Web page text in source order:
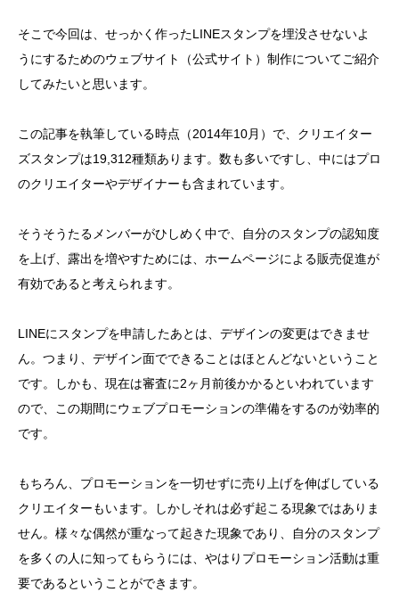
そこで今回は、せっかく作ったLINEスタンプを埋没させないよ
うにするためのウェブサイト（公式サイト）制作についてご紹介
してみたいと思います。
この記事を執筆している時点（2014年10月）で、クリエイター
ズスタンプは19,312種類あります。数も多いですし、中にはプロ
のクリエイターやデザイナーも含まれています。
そうそうたるメンバーがひしめく中で、自分のスタンプの認知度
を上げ、露出を増やすためには、ホームページによる販売促進が
有効であると考えられます。
LINEにスタンプを申請したあとは、デザインの変更はできませ
ん。つまり、デザイン面でできることはほとんどないということ
です。しかも、現在は審査に2ヶ月前後かかるといわれています
ので、この期間にウェブプロモーションの準備をするのが効率的
です。
もちろん、プロモーションを一切せずに売り上げを伸ばしている
クリエイターもいます。しかしそれは必ず起こる現象ではありま
せん。様々な偶然が重なって起きた現象であり、自分のスタンプ
を多くの人に知ってもらうには、やはりプロモーション活動は重
要であるということができます。